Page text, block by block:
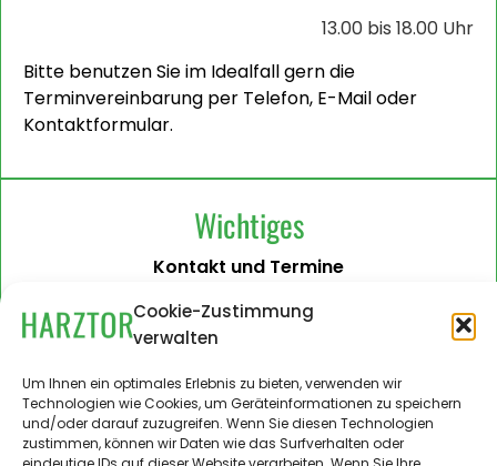
Cookie-Zustimmung
verwalten
Um Ihnen ein optimales Erlebnis zu bieten, verwenden wir
Technologien wie Cookies, um Geräteinformationen zu speichern
und/oder darauf zuzugreifen. Wenn Sie diesen Technologien
zustimmen, können wir Daten wie das Surfverhalten oder
13.00 bis 18.00 Uhr
Bitte benutzen Sie im Idealfall gern die
Terminvereinbarung per Telefon, E-Mail oder
Kontaktformular.
Wichtiges
Kontakt und Termine
Barrierefreiheit
Impressum
Datenschutzerklärung
Administration
Harztor.de als Web-App